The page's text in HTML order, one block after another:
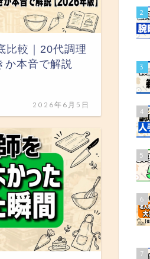
比較｜20代調理
か本音で解説
2026年6月5日
2
3
4
5
6
7